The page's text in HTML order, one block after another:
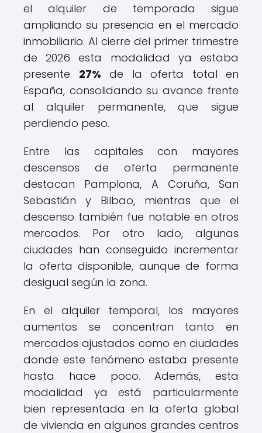
el alquiler de temporada sigue
ampliando su presencia en el mercado
inmobiliario. Al cierre del primer trimestre
de 2026 esta modalidad ya estaba
presente 27% de la oferta total en
España, consolidando su avance frente
al alquiler permanente, que sigue
perdiendo peso.
Entre las capitales con mayores
descensos de oferta permanente
destacan Pamplona, ​​A Coruña, San
Sebastián y Bilbao, mientras que el
descenso también fue notable en otros
mercados. Por otro lado, algunas
ciudades han conseguido incrementar
la oferta disponible, aunque de forma
desigual según la zona.
En el alquiler temporal, los mayores
aumentos se concentran tanto en
mercados ajustados como en ciudades
donde este fenómeno estaba presente
hasta hace poco. Además, esta
modalidad ya está particularmente
bien representada en la oferta global
de vivienda en algunos grandes centros